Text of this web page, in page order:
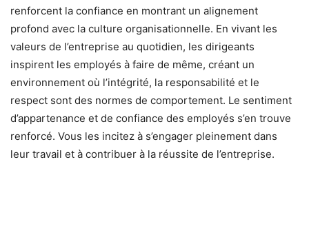
renforcent la confiance en montrant un alignement
profond avec la culture organisationnelle. En vivant les
valeurs de l’entreprise au quotidien, les dirigeants
inspirent les employés à faire de même, créant un
environnement où l’intégrité, la responsabilité et le
respect sont des normes de comportement. Le sentiment
d’appartenance et de confiance des employés s’en trouve
renforcé. Vous les incitez à s’engager pleinement dans
leur travail et à contribuer à la réussite de l’entreprise.